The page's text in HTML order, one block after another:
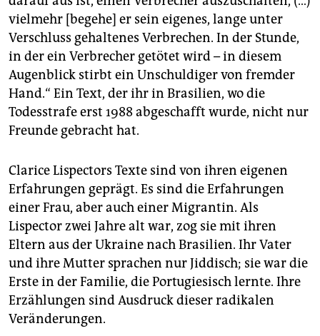
vielmehr [begehe] er sein eigenes, lange unter
Verschluss gehaltenes Verbrechen. In der Stunde,
in der ein Verbrecher getötet wird – in diesem
Augenblick stirbt ein Unschuldiger von fremder
Hand.“ Ein Text, der ihr in Brasilien, wo die
Todesstrafe erst 1988 abgeschafft wurde, nicht nur
Freunde gebracht hat.
Clarice Lispectors Texte sind von ihren eigenen
Erfahrungen geprägt. Es sind die Erfahrungen
einer Frau, aber auch einer Mi­gran­tin. Als
Lispector zwei Jahre alt war, zog sie mit ihren
Eltern aus der Ukraine nach Brasilien. Ihr Vater
und ihre Mutter sprachen nur Jiddisch; sie war die
Erste in der Familie, die Portugiesisch lernte. Ihre
Erzählungen sind Ausdruck dieser radikalen
Veränderungen.